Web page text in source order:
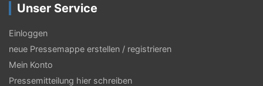
Unser Service
Einloggen
neue Pressemappe erstellen / registrieren
Mein Konto
Pressemitteilung hier schreiben